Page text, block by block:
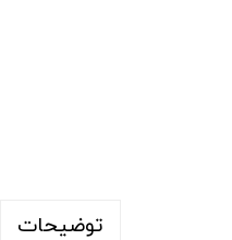
توضیحات